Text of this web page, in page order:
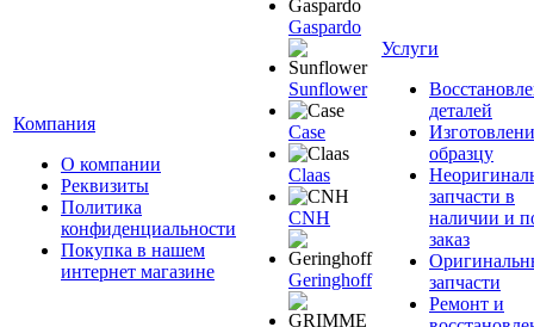
Компания
О компании
Реквизиты
Политика
конфиденциальности
Покупка в нашем
интернет магазине
Gaspardo
Sunflower
Case
Claas
CNH
Geringhoff
Услуги
деталей
образцу
запчасти в
наличии и
заказ
запчасти
Ремонт и